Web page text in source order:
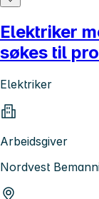
Elektriker
søkes til
Elektriker
Arbeidsgiver
Nordvest